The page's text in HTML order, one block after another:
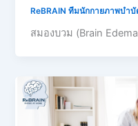
ReBRAIN ทีมนักกายภาพบำบั
สมองบวม (Brain Edema